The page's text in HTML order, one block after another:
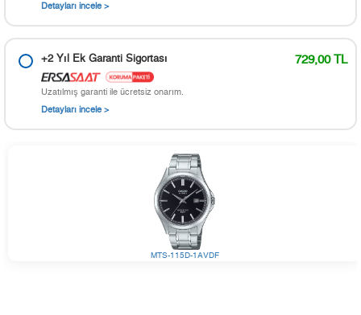
Detayları incele >
+2 Yıl Ek Garanti Sigortası 729,00 TL
Uzatılmış garanti ile ücretsiz onarım.
Detayları incele >
MTS-115D-1AVDF